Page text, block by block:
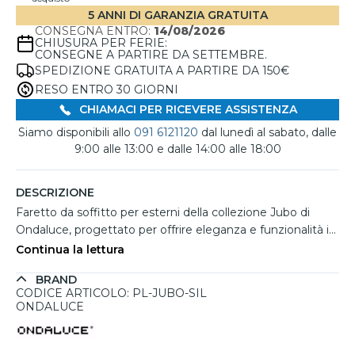
5 ANNI DI GARANZIA GRATUITA
CONSEGNA ENTRO: 14/08/2026
CHIUSURA PER FERIE:
CONSEGNE A PARTIRE DA SETTEMBRE.
SPEDIZIONE GRATUITA A PARTIRE DA 150€
RESO ENTRO 30 GIORNI
CHIAMACI PER RICEVERE ASSISTENZA
Siamo disponibili allo 091 6121120 dal lunedì al sabato, dalle
9:00 alle 13:00 e dalle 14:00 alle 18:00
DESCRIZIONE
Faretto da soffitto per esterni della collezione Jubo di
Ondaluce, progettato per offrire eleganza e funzionalità in
ambienti outdoor. Realizzato con una struttura in alluminio
luminosa ottimale. Con un design compatto, ha un
diametro di 9 cm e un’altezza di 9 cm, risultando discreto
ingressi. Dotato di un portalampadina con attacco GU10
Continua la lettura
BRAND
CODICE ARTICOLO: PL-JUBO-SIL
ONDALUCE